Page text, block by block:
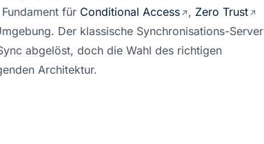
für Conditional Access , Zero Trust
Der klassische Synchronisations-Server
abgelöst, doch die Wahl des richtigen
Architektur.